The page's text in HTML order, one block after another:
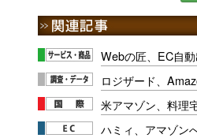
Webの匠、EC自
ロジザード、
米アマゾン、料理
ハミィ、アマゾン